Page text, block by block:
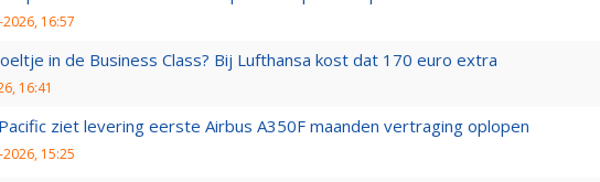
16:57
in de Business Class? Bij Lufthansa kost dat 170 euro extra
16:41
ziet levering eerste Airbus A350F maanden vertraging oplopen
15:25